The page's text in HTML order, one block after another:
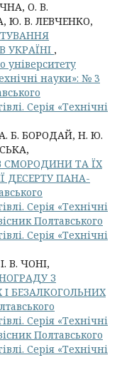
О. В.
Ю. В. ЛЕВЧЕНКО,
УКРАЇНІ ,
університету
науки»: № 3
Серія «Технічні
Б. БОРОДАЙ, Н. Ю.
СМОРОДИНИ ТА ЇХ
ДЕСЕРТУ ПАНА-
Серія «Технічні
Полтавського
Серія «Технічні
В. ЧОНІ,
З
БЕЗАЛКОГОЛЬНИХ
Серія «Технічні
Полтавського
Серія «Технічні